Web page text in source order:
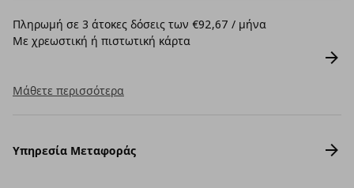
Πληρωμή σε 3 άτοκες δόσεις των €92,67 / μήνα
Με χρεωστική ή πιστωτική κάρτα
Μάθετε περισσότερα
Υπηρεσία Μεταφοράς